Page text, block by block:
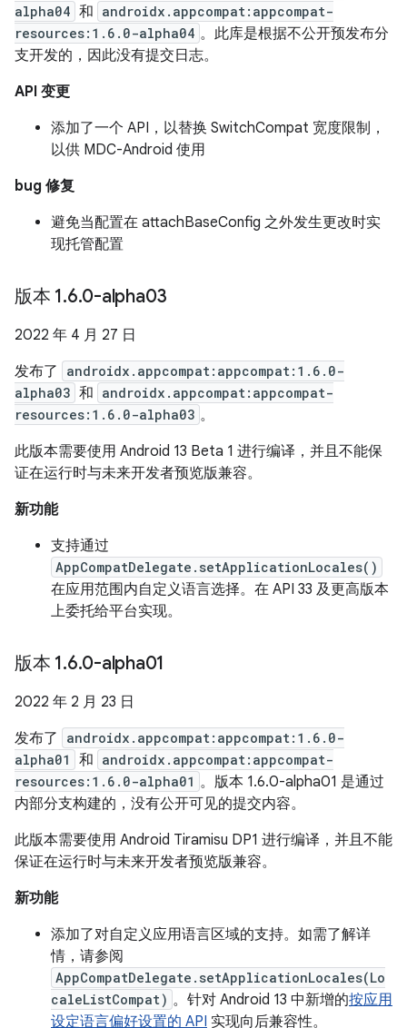
alpha04 和 androidx.appcompat:appcompat-
resources:1.6.0-alpha04 。此库是根据不公开预发布分
支开发的，因此没有提交日志。
API 变更
添加了一个 API，以替换 SwitchCompat 宽度限制，
以供 MDC-Android 使用
bug 修复
避免当配置在 attachBaseConfig 之外发生更改时实
现托管配置
版本 1.6.0-alpha03
2022 年 4 月 27 日
发布了
androidx.appcompat:appcompat:1.6.0-
alpha03 和 androidx.appcompat:appcompat-
resources:1.6.0-alpha03 。
此版本需要使用 Android 13 Beta 1 进行编译，并且不能保
证在运行时与未来开发者预览版兼容。
新功能
支持通过
AppCompatDelegate.setApplicationLocales()
在应用范围内自定义语言选择。在 API 33 及更高版本
上委托给平台实现。
版本 1.6.0-alpha01
2022 年 2 月 23 日
发布了
androidx.appcompat:appcompat:1.6.0-
alpha01
和 androidx.appcompat:appcompat-
resources:1.6.0-alpha01 。版本 1.6.0-alpha01 是通过
内部分支构建的，没有公开可见的提交内容。
此版本需要使用 Android Tiramisu DP1 进行编译，并且不能
保证在运行时与未来开发者预览版兼容。
新功能
添加了对自定义应用语言区域的支持。如需了解详
情，请参阅
AppCompatDelegate.setApplicationLocales(Lo
caleListCompat) 。针对 Android 13 中新增的按应用
设定语言偏好设置的 API 实现向后兼容性。